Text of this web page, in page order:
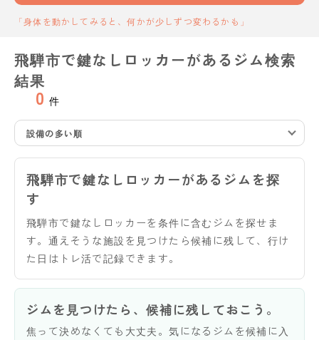
「身体を動かしてみると、何かが少しずつ変わるかも」
飛騨市で鍵なしロッカーがあるジム検索
結果
0 件
設備の多い順
飛騨市で鍵なしロッカーがあるジムを探
す
飛騨市で鍵なしロッカーを条件に含むジムを探せま
す。通えそうな施設を見つけたら候補に残して、行け
た日はトレ活で記録できます。
ジムを見つけたら、候補に残しておこう。
焦って決めなくても大丈夫。気になるジムを候補に入